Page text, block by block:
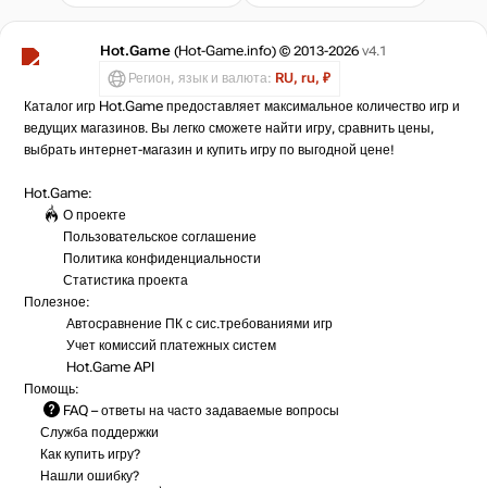
Hot.Game (Hot-Game.info) © 2013-2026 v4.1
Регион, язык и валюта: RU, ru, ₽
Каталог игр Hot.Game предоставляет максимальное количество игр и
ведущих магазинов. Вы легко сможете найти игру, сравнить цены,
выбрать интернет-магазин и купить игру по выгодной цене!
Hot.Game:
О проекте
Пользовательское соглашение
Политика конфиденциальности
Статистика проекта
Полезное:
Автосравнение ПК с сис.требованиями игр
Учет комиссий платежных систем
Hot.Game API
Помощь:
FAQ – ответы на часто задаваемые вопросы
Служба поддержки
Как купить игру?
Нашли ошибку?